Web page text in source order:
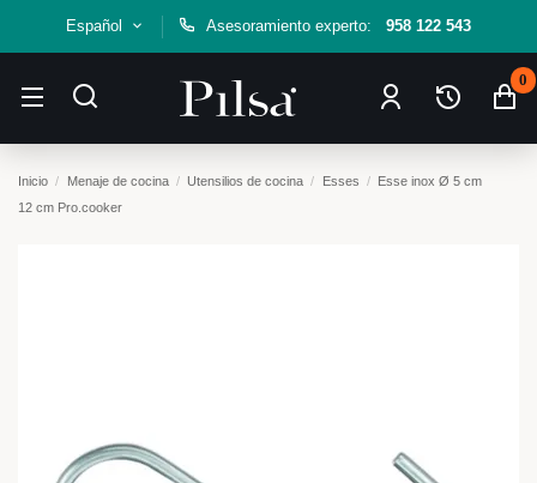
Español Asesoramiento experto: 958 122 543
0
Inicio Menaje de cocina Utensilios de cocina Esses
Esse inox Ø 5 cm
12 cm Pro.cooker